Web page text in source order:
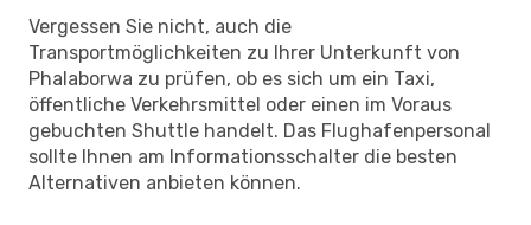
Vergessen Sie nicht, auch die
Transportmöglichkeiten zu Ihrer Unterkunft von
Phalaborwa zu prüfen, ob es sich um ein Taxi,
öffentliche Verkehrsmittel oder einen im Voraus
gebuchten Shuttle handelt. Das Flughafenpersonal
sollte Ihnen am Informationsschalter die besten
Alternativen anbieten können.